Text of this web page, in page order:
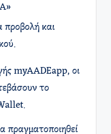
προβολή και
myAADEapp, οι
το